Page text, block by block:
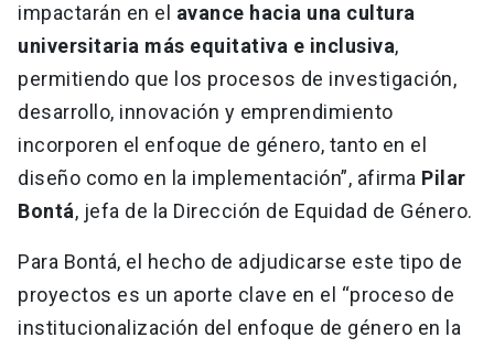
impactarán en el avance hacia una cultura
universitaria más equitativa e inclusiva,
permitiendo que los procesos de investigación,
desarrollo, innovación y emprendimiento
incorporen el enfoque de género, tanto en el
diseño como en la implementación”, afirma Pilar
Bontá, jefa de la Dirección de Equidad de Género.
Para Bontá, el hecho de adjudicarse este tipo de
proyectos es un aporte clave en el “proceso de
institucionalización del enfoque de género en la